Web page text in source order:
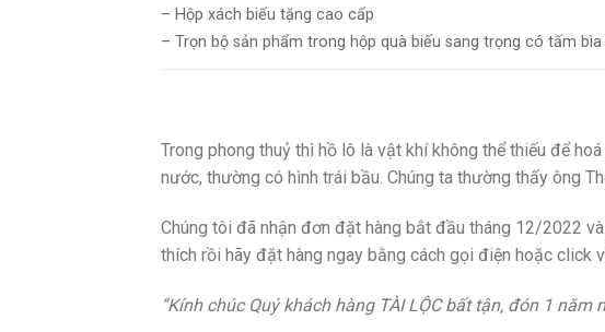
– Hộp xách biếu tặng cao cấp
– Trọn bộ sản phẩm trong hộp quà biếu sang trọng có tấm
Trong phong thuỷ thì hồ lô là vật khí không thể thiếu để
nước, thường có hình trái bầu. Chúng ta thường thấy ông
Chúng tôi đã nhận đơn đặt hàng bắt đầu tháng 12/2022
thích rồi hãy đặt hàng ngay bằng cách gọi điện hoặc click
“Kính chúc Quý khách hàng TÀI LỘC bất tận, đón 1 năm